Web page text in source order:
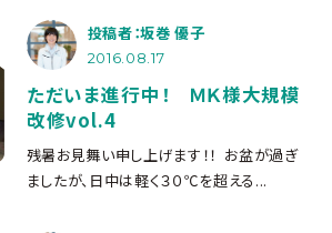
投稿者：坂巻 優子
2016.08.17
ただいま進行中！ ＭＫ様大規模
改修vol.4
残暑お見舞い申し上げます！！ お盆が過ぎ
ましたが、日中は軽く３０℃を超える...